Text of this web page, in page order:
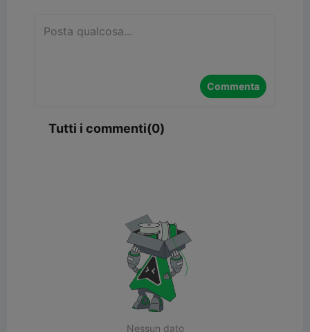
Commenta
Tutti i commenti(0)
Nessun dato